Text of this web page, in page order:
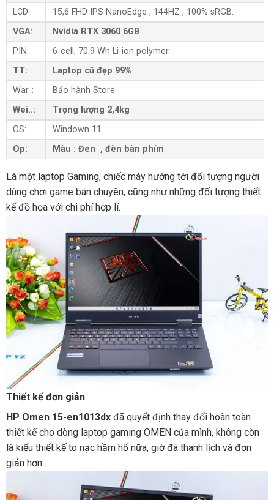
LCD:
15,6 FHD IPS NanoEdge , 144HZ , 100%‌ ‌sRGB.‌
VGA:
Nvidia RTX 3060 6GB
PIN:
6-cell, 70.9 Wh Li-ion polymer
TT:
Laptop cũ đẹp 99%
War..:
Bảo hành Store
Wei..:
Trọng lượng 2,4kg
OS:
Windown 11
Op:
Màu : Đen , đèn bàn phím
Là một laptop Gaming,‌ ‌chiếc‌ ‌máy‌ ‌hướng‌ ‌tới‌ ‌đối‌ ‌tượng‌ ‌người‌
‌dùng‌ ‌chơi‌ ‌game‌ ‌bán‌ ‌chuyên,‌ ‌cũng‌ ‌như‌ ‌những‌ ‌đối‌ ‌tượng‌ ‌thiết‌
‌kế‌ ‌đồ‌ ‌họa‌ ‌với‌ ‌chi‌ ‌phí‌ ‌hợp lí.‌ ‌
Thiết kế đơn giản
HP Omen 15-en1013dxđã ‌quyết ‌định ‌thay ‌đổi ‌hoàn‌ ‌toàn‌
‌thiết‌ ‌kế‌ ‌cho‌ ‌dòng‌ ‌laptop‌ ‌gaming‌ ‌OMEN‌ ‌của‌ ‌mình,‌ ‌không‌ ‌còn‌
‌là‌ kiểu‌ ‌thiết‌ ‌kế‌ ‌to‌ ‌nạc‌ ‌hầm‌ ‌hố‌ ‌nữa,‌ ‌giờ‌ ‌đã‌ ‌thanh‌ ‌lịch‌ ‌và‌ ‌đơn‌
‌giản‌ ‌hơn.‌